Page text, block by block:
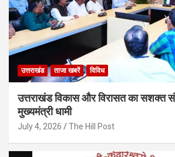
उत्तराखंड ताजा खबरें विविध
उत्तराखंड विकास और विरासत का सशक्त
मुख्यमंत्री धामी
July 4, 2026 The Hill Post